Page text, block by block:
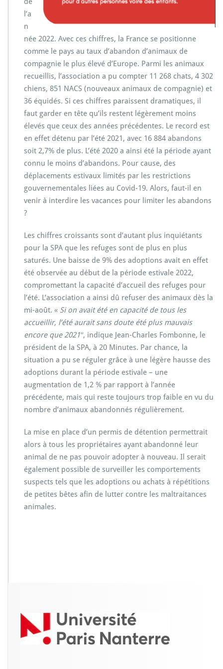
l’a
n
née 2022. Avec ces chiffres, la France se positionne
comme le pays au taux d’abandon d’animaux de
compagnie le plus élevé d’Europe. Parmi les animaux
recueillis, l’association a pu compter 11 268 chats, 4 302
chiens, 851 NACS (nouveaux animaux de compagnie) et
36 équidés. Si ces chiffres paraissent dramatiques, il
faut garder en tête qu’ils restent légèrement moins
élevés que ceux des années précédentes. Le record est
en effet détenu par l’été 2021, avec 16 884 abandons
soit 2,7% de plus. L’été 2020 a ainsi été la période ayant
connu le moins d’abandons. Pour cause, des
déplacements estivaux limités par les restrictions
gouvernementales liées au Covid-19. Alors, faut-il en
venir à interdire les vacances pour limiter les abandons
?
Les chiffres croissants sont d’autant plus inquiétants
pour la SPA que les refuges sont de plus en plus
saturés. Une baisse de 9% des adoptions avait en effet
été observée au début de la période estivale 2022,
compromettant la capacité d’accueil des refuges pour
l’été. L’association a ainsi dû refuser des animaux dès la
mi-août. « Si on avait été en capacité de tous les
accueillir, l’été aurait sans doute été plus mauvais
encore que 2021″, indique Jean-Charles Fombonne, le
président de la SPA, à 20 Minutes. Par chance, la
situation a pu se réguler grâce à une légère hausse des
adoptions durant la période estivale – une
augmentation de 1,2 % par rapport à l’année
précédente, mais qui reste toujours trop faible en vu du
nombre d’animaux abandonnés régulièrement.
La mise en place d’un permis de détention permettrait
alors à tous les propriétaires ayant abandonné leur
animal de ne pas pouvoir adopter à nouveau. Il serait
également possible de surveiller les comportements
suspects tels que les adoptions ou achats à répétitions
de petites bêtes afin de lutter contre les maltraitances
animales.